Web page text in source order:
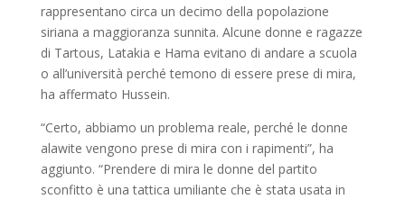
rappresentano circa un decimo della popolazione
siriana a maggioranza sunnita. Alcune donne e ragazze
di Tartous, Latakia e Hama evitano di andare a scuola
o all’università perché temono di essere prese di mira,
ha affermato Hussein.
“Certo, abbiamo un problema reale, perché le donne
alawite vengono prese di mira con i rapimenti”, ha
aggiunto. “Prendere di mira le donne del partito
sconfitto è una tattica umiliante che è stata usata in